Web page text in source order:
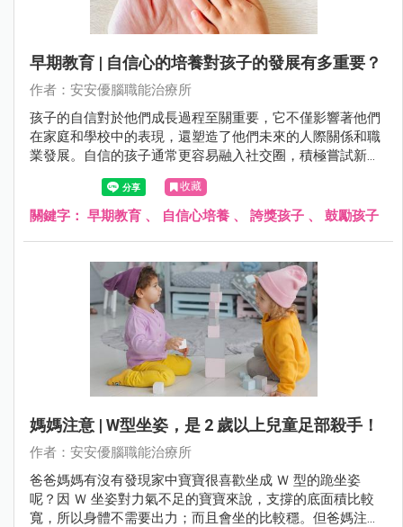
早期教育 | 自信心的培養對孩子的發展有多重要？
作者：安安優腦職能治療所
孩子的自信對於他們成長過程至關重要，它不僅影響著他們
在家庭和學校中的表現，還塑造了他們未來的人際關係和職
業發展。自信的孩子通常更容易融入社交圈，積極嘗試新事
物，並擁有更積極的心態面對挑戰。相反，缺乏自信的孩子
可能會陷入自我懷疑和消極情緒中，影響他們的全面成長。
收藏
關鍵字： 早期教育 、 自信心培養 、 誇獎孩子 、 鼓勵孩子
媽媽注意 | W型坐姿，是 2 歲以上兒童足部殺手！
作者：安安優腦職能治療所
爸爸媽媽有沒有發現家中寶寶很喜歡坐成 Ｗ 型的跪坐姿
呢？因 Ｗ 坐姿對力氣不足的寶寶來說，支撐的底面積比較
寬，所以身體不需要出力；而且會坐的比較穩。但爸媽注意